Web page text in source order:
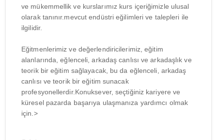
ve mükemmellik ve kurslarımız kurs içeriğimizle ulusal
olarak tanınır.mevcut endüstri eğilimleri ve talepleri ile
ilgilidir.
Eğitmenlerimiz ve değerlendiricilerimiz, eğitim
alanlarında, eğlenceli, arkadaş canlısı ve arkadaşlık ve
teorik bir eğitim sağlayacak, bu da eğlenceli, arkadaş
canlısı ve teorik bir eğitim sunacak
profesyonellerdir.Konuksever, seçtiğiniz kariyere ve
küresel pazarda başarıya ulaşmanıza yardımcı olmak
için.>